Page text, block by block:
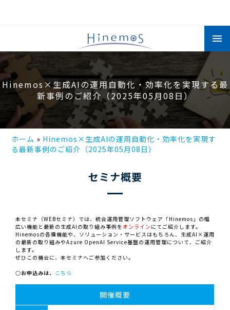
コ
ン
テ
ツ
Hinemos×生成AIの運用自動化・効率化を実現する最
新事例のご紹介（2025年05月08日）
ホーム
Hinemos×生成AIの運用自動化・効率化を実現す
る最新事例のご紹介（2025年05月08日）
セミナ概要
本セミナ（WEBセミナ）では、統合運用管理ソフトウェア「Hinemos」の幅
広い機能と最新の生成AIの取り組み事例をオンライン にてご紹介します。
Hinemosの各種機能や、ソリューション・サービスはもちろん、生成AI×運用
の最新の取り組みやAzure OpenAI Service基盤の運用管理について、ご紹介
します。
ぜひこの機会に、本セミナへご参加ください。
○お申込みは、 こちら
開催概要